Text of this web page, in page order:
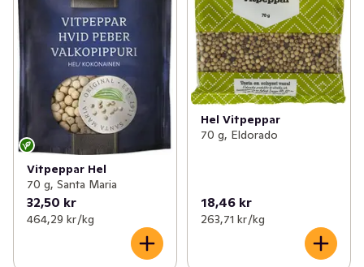
Vitpeppar Hel
70 g, Santa Maria
32,50 kr
464,29 kr /kg
Hel Vitpeppar
70 g, Eldorado
18,46 kr
263,71 kr /kg